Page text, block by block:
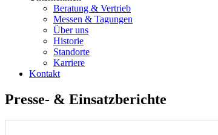
Beratung & Vertrieb
Messen & Tagungen
Über uns
Historie
Standorte
Karriere
Kontakt
Presse- & Einsatzberichte